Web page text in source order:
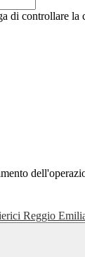
di controllare la